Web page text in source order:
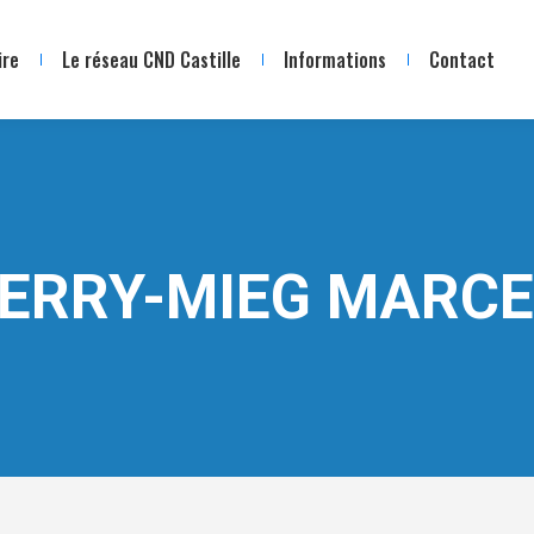
Le réseau CND Castille Informations Contact
MIEG